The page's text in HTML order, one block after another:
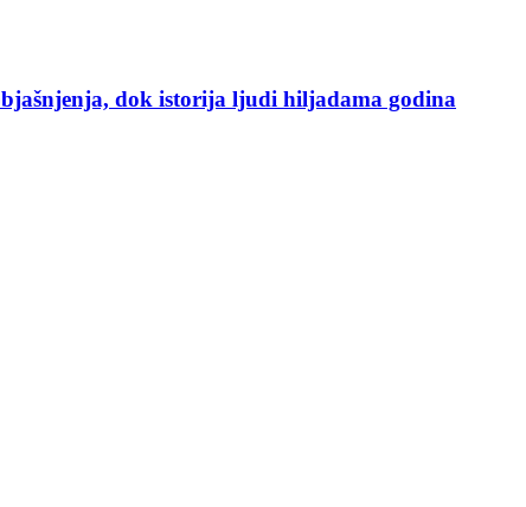
dok istorija ljudi hiljadama godina